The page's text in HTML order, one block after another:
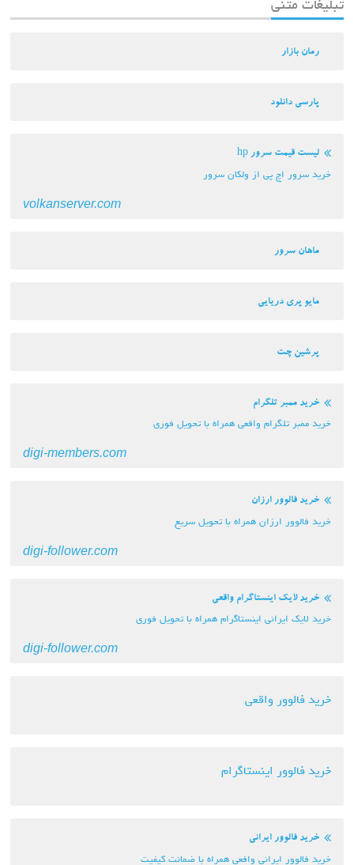
تبلیغات متنی
رمان بازار
پارسی دانلود
لیست قیمت سرور hp
خرید سرور اچ پی از ولکان سرور
volkanserver.com
ماهان سرور
مایو پری دریایی
پرشین چت
خرید ممبر تلگرام
خرید ممبر تلگرام واقعی همراه با تحویل فوری
digi-members.com
خرید فالوور ارزان
خرید فالوور ارزان همراه با تحویل سریع
digi-follower.com
خرید لایک اینستاگرام واقعی
خرید لایک ایرانی اینستاگرام همراه با تحویل فوری
digi-follower.com
خرید فالوور واقعی
خرید فالوور اینستاگرام
خرید فالوور ایرانی
خرید فالوور ایرانی وافعی همراه با ضمانت کیفیت